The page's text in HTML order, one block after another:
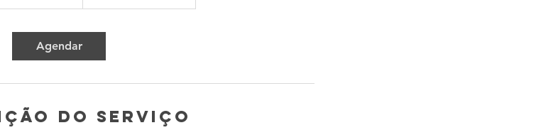
Agendar
do serviço